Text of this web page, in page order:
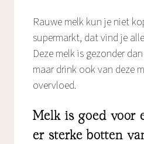
Rauwe melk kun je niet
supermarkt, dat vind je
Deze melk is gezonder
maar drink ook van deze
overvloed.
Melk is goed voor
er sterke botten